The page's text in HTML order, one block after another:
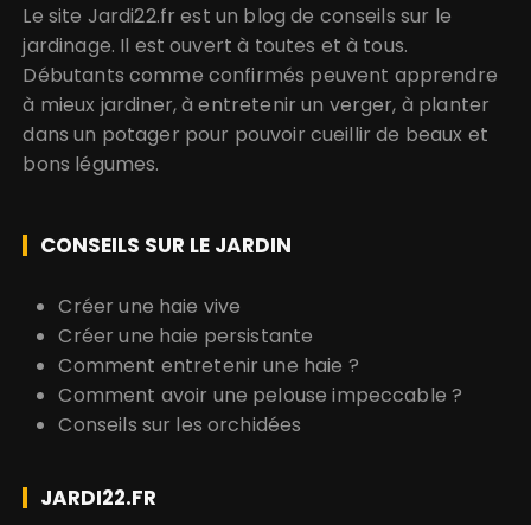
Le site Jardi22.fr est un blog de conseils sur le
jardinage. Il est ouvert à toutes et à tous.
Débutants comme confirmés peuvent apprendre
à mieux jardiner, à entretenir un verger, à planter
dans un potager pour pouvoir cueillir de beaux et
bons légumes.
CONSEILS SUR LE JARDIN
Créer une haie vive
Créer une haie persistante
Comment entretenir une haie ?
Comment avoir une pelouse impeccable ?
Conseils sur les orchidées
JARDI22.FR